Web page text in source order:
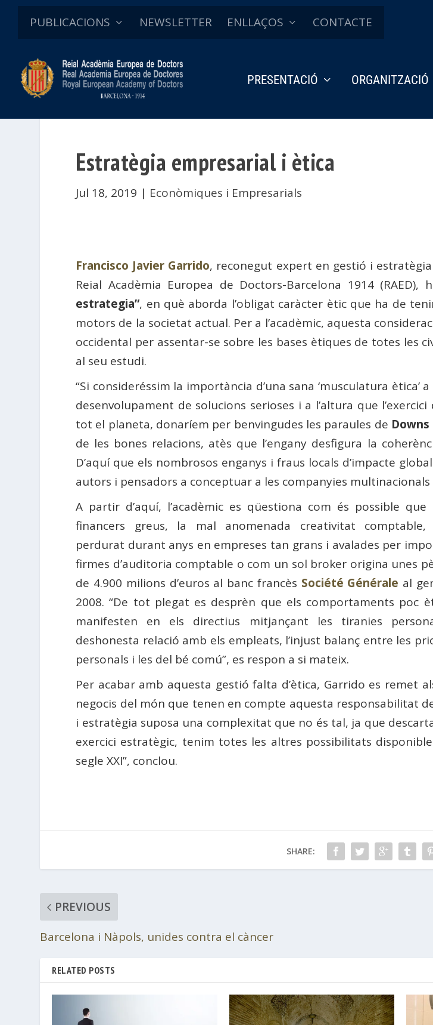
PUBLICACIONS NEWSLETTER ENLLAÇOS CONTACTE
PRESENTACIÓ ORGANITZACIÓ
Estratègia empresarial i ètica
Jul 18, 2019 | Econòmiques i Empresarials
Francisco Javier Garrido, reconegut expert en gestió i
Reial Acadèmia Europea de Doctors-Barcelona 1914
estrategia”, en què aborda l’obligat caràcter ètic que ha de
motors de la societat actual. Per a l’acadèmic, aquesta
occidental per assentar-se sobre les bases ètiques de totes les
al seu estudi.
“Si consideréssim la importància d’una sana ‘musculatura
desenvolupament de solucions serioses i a l’altura que
tot el planeta, donaríem per benvingudes les paraules de Downs
de les bones relacions, atès que l’engany desfigura la
D’aquí que els nombrosos enganys i fraus locals d’impacte
autors i pensadors a conceptuar a les companyies
A partir d’aquí, l’acadèmic es qüestiona com és possible que
financers greus, la mal anomenada creativitat comptable,
perdurat durant anys en empreses tan grans i avalades per
firmes d’auditoria comptable o com un sol broker origina unes
de 4.900 milions d’euros al banc francès Société Générale al
2008. “De tot plegat es desprèn que els comportaments poc
manifesten en els directius mitjançant les tiranies
deshonesta relació amb els empleats, l’injust balanç entre les
personals i les del bé comú”, es respon a si mateix.
Per acabar amb aquesta gestió falta d’ètica, Garrido es remet
negocis del món que tenen en compte aquesta responsabilitat
i estratègia suposa una complexitat que no és tal, ja que
exercici estratègic, tenim totes les altres possibilitats
segle XXI”, conclou.
SHARE:
PREVIOUS
Barcelona i Nàpols, unides contra el càncer
RELATED POSTS